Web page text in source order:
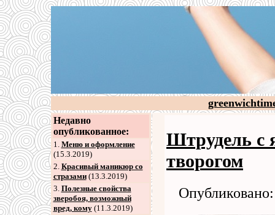
Недавно
опубликованное:
1. Меню и оформление
(15.3.2019)
2. Красивый маникюр со
стразами(13.3.2019)
3. Полезные свойства
зверобоя, возможный
вред, кому(11.3.2019)
Штрудель с
творогом